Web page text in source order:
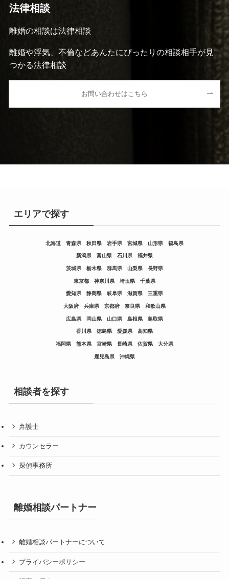
法律相談
離婚の相談は法律相談
離婚や浮気、不倫などあんたにぴったりの相談相手が見
つかる法律相談
お問い合わせはこちら
エリアで探す
北海道 青森県 秋田県 岩手県 宮城県 山形県 福島県
新潟県 富山県 石川県 福井県
茨城県 栃木県 群馬県 山梨県 長野県
東京都 神奈川県 埼玉県 千葉県
愛知県 静岡県 岐阜県 滋賀県 三重県
大阪府 兵庫県 京都府 奈良県 和歌山県
広島県 岡山県 山口県 島根県 鳥取県
香川県 徳島県 愛媛県 高知県
福岡県 熊本県 宮崎県 長崎県 佐賀県 大分県
鹿児島県 沖縄県
相談者を探す
弁護士
カウンセラー
探偵事務所
離婚相談パートナー
離婚相談パートナーについて
プライバシーポリシー